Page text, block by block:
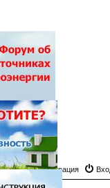
Регистрация